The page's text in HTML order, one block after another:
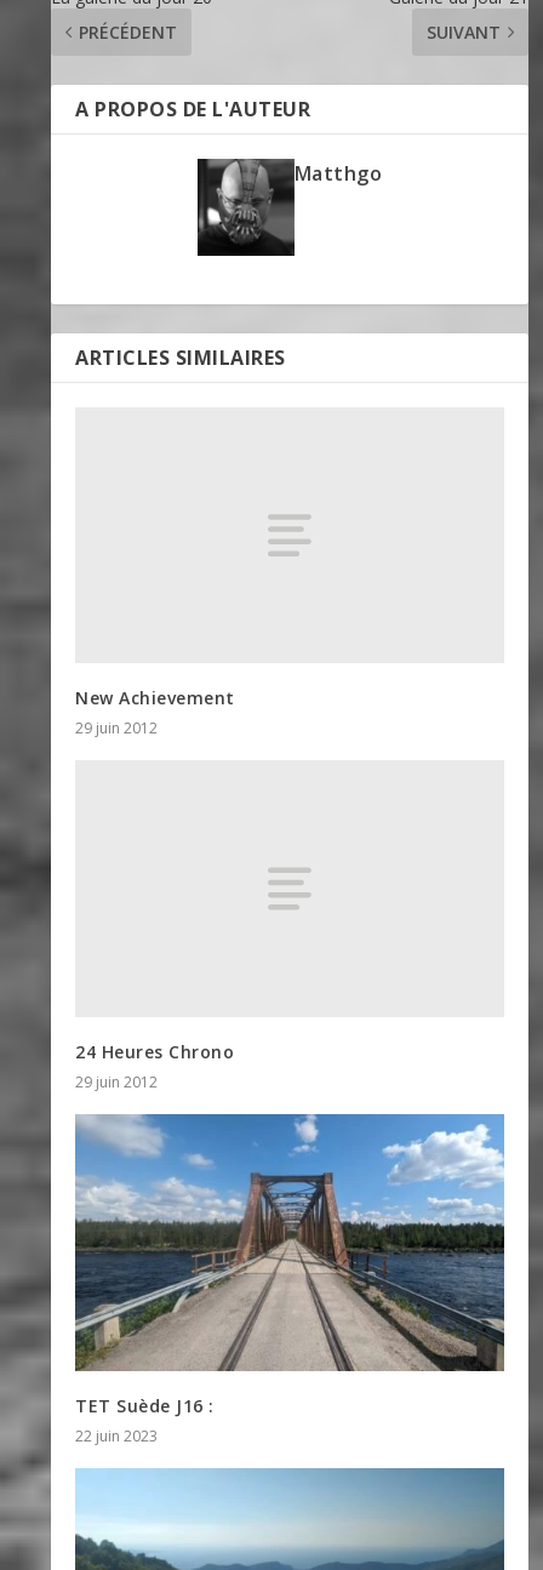
PRÉCÉDENT
SUIVANT
A PROPOS DE L'AUTEUR
Matthgo
ARTICLES SIMILAIRES
New Achievement
29 juin 2012
24 Heures Chrono
29 juin 2012
TET Suède J16 :
22 juin 2023